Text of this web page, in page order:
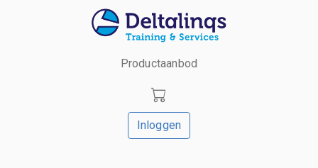
Productaanbod
Inloggen